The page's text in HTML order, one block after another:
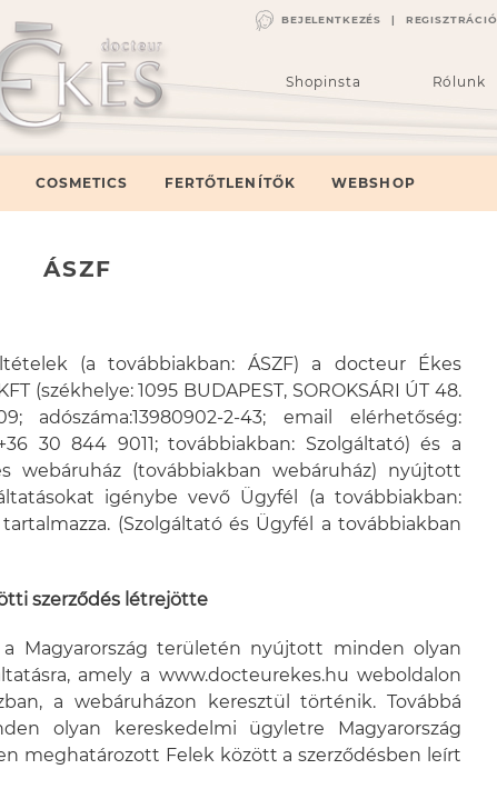
Shopinsta Rólunk
BEJELENTKEZÉS REGISZTRÁCIÓ
COSMETICS FERTŐTLENÍTŐK WEBSHOP
ÁSZF
(a továbbiakban: ÁSZF) a docteur Ékes
(székhelye: 1095 BUDAPEST, SOROKSÁRI ÚT 48.
adószáma:13980902-2-43; email elérhetőség:
30 844 9011; továbbiakban: Szolgáltató) és a
webáruház (továbbiakban webáruház) nyújtott
igénybe vevő Ügyfél (a továbbiakban:
(Szolgáltató és Ügyfél a továbbiakban
szerződés létrejötte
a Magyarország területén nyújtott minden olyan
amely a www.docteurekes.hu weboldalon
a webáruházon keresztül történik. Továbbá
olyan kereskedelmi ügyletre Magyarország
meghatározott Felek között a szerződésben leírt